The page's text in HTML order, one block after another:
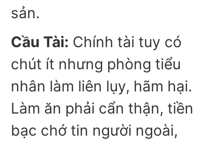
sản.
Cầu Tài: Chính tài tuy có
chút ít nhưng phòng tiểu
nhân làm liên lụy, hãm hại.
Làm ăn phải cẩn thận, tiền
bạc chớ tin người ngoài,